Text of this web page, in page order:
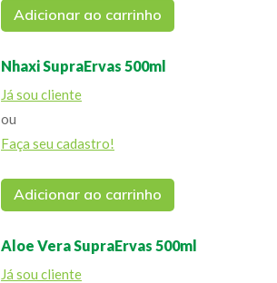
Adicionar ao carrinho
Nhaxi SupraErvas 500ml
Já sou cliente
ou
Faça seu cadastro!
Adicionar ao carrinho
Aloe Vera SupraErvas 500ml
Já sou cliente